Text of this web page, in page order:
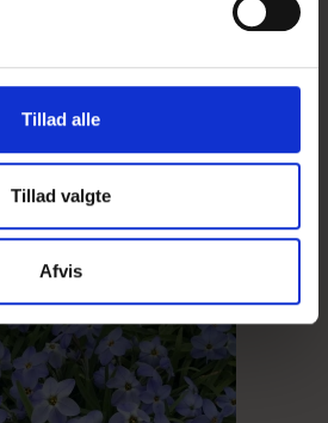
Tillad alle
Tillad valgte
Afvis